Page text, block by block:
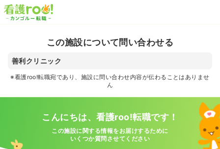
この施設について問い合わせる
善利クリニック
※看護roo!転職宛であり、施設に問い合わせ内容が伝わることはありませ
ん
こんにちは、看護roo!転職です！
この施設に関する情報をお届けするために
いくつか質問させてください